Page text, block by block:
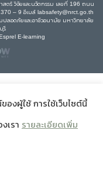
สตร์ วิจัยและนวัตกรรม เลขที่ 196 ถนน
– 9 อีเมล์ labsafety@nrct.go.th
ลอดภัยและอาชีวอนามัย มหาวิทยาลัย
รี
E-learning
องผู้ใช้ การใช้เว็บไซต์นี้
เรา รายละเอียดเพิ่ม